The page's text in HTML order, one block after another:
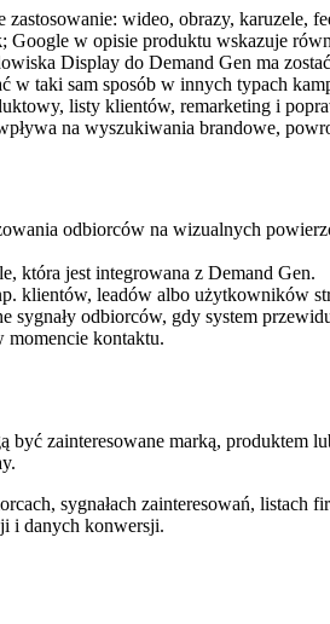
zastosowanie: wideo, obrazy, karuzele,
; Google w opisie produktu wskazuje
Display do Demand Gen ma
w taki sam sposób w innych typach
listy klientów, remarketing i
na wyszukiwania brandowe,
odbiorców na wizualnych
która jest integrowana z Demand Gen.
klientów, leadów albo użytkowników
odbiorców, gdy system
kontaktu.
zainteresowane marką, produktem
sygnałach zainteresowań, listach
i danych konwersji.